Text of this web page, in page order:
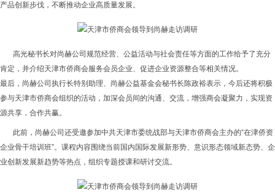
产品创新步伐，不断推动企业高质量发展。
高光秘书长对尚赫公司规范经营、公益活动与社会责任等方面的工作给予了充分
肯定，并介绍天津市侨商会服务会员企业、促进企业资源整合等相关情况。
最后，尚赫公司执行长特别助理、尚赫公益基金会秘书长陈政裕表示，今后还将积极
参与天津市侨商会组织的活动，加深会员间的沟通、交流，增强商会凝聚力，实现资
源共享，合作共赢。
此前，尚赫公司还受邀参加中共天津市委统战部与天津市侨商会主办的“在津侨资
企业骨干培训班”。课程内容围绕当前国内国际发展新形势、意识形态领域新态势、企
业创新发展新趋势等热点，组织专题授课和研讨交流。